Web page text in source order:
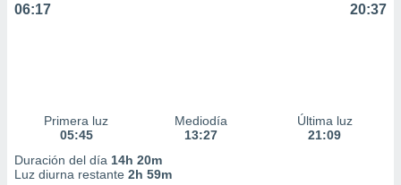
06:17 20:37
Primera luz
05:45
Mediodía
13:27
Última luz
21:09
Duración del día 14h 20m
Luz diurna restante 2h 59m